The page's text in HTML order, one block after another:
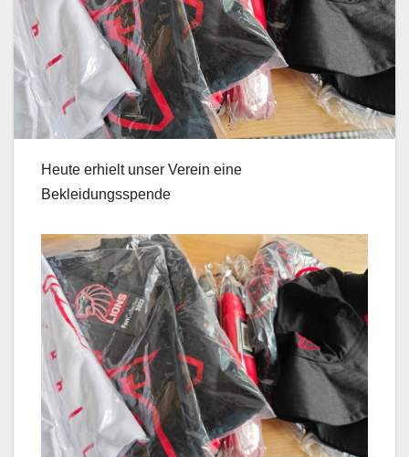
Heute erhielt unser Verein eine
Bekleidungsspende